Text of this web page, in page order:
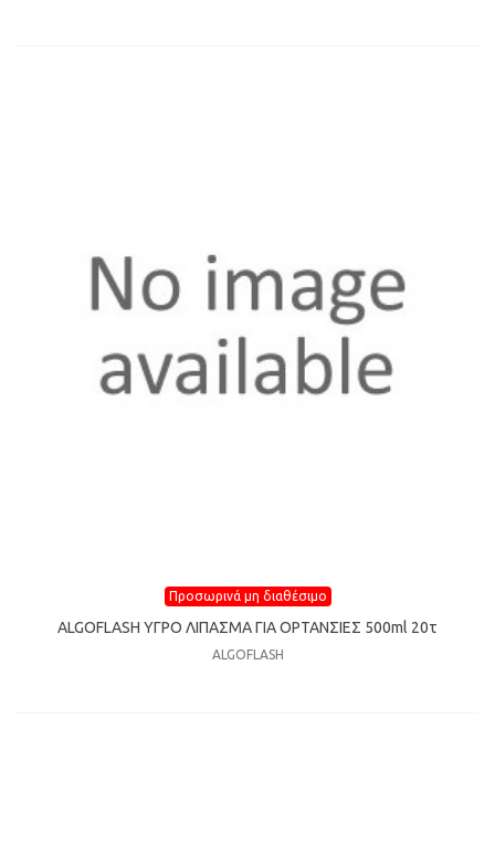
Προσωρινά μη διαθέσιμο
ALGOFLASH YΓΡΟ ΛΙΠΑΣΜΑ ΓIA OPTANΣΙΕΣ 500ml 20τ
ALGOFLASH